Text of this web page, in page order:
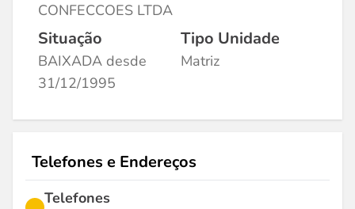
CONFECCOES LTDA
Situação
BAIXADA desde
31/12/1995
Tipo Unidade
Matriz
Telefones e Endereços
Telefones